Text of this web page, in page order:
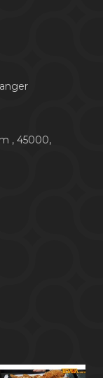
, 45000,